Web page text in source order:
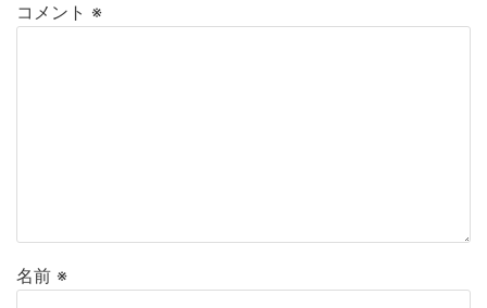
コメント ※
名前 ※